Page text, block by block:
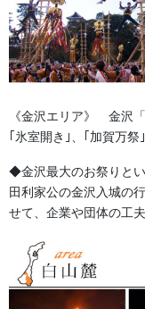
房 特別仕様
2019/08/01
よもやま話
法被・はっぴ・はん
お祭備品と豆知識
《金沢エリア》 金沢
｢氷室開き｣、｢加賀万祭｣
◆金沢最大のお祭りと
田利家公の金沢入城の
せて、企業や団体の工